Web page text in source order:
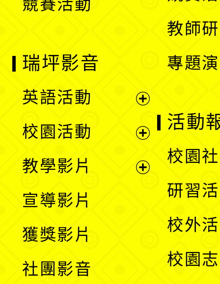
競賽活動
教師
專題
瑞坪影音
英語活動
選
校園活動
教學影片
宣導影片
獲獎影片
社團影音
活動
校園
研習
校外
校園